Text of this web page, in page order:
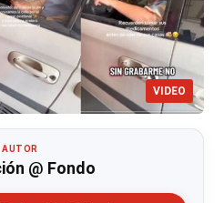
VIDEO
AUTOR
@ Fondo